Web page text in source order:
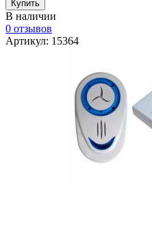
В наличии
0 отзывов
Артикул: 15364